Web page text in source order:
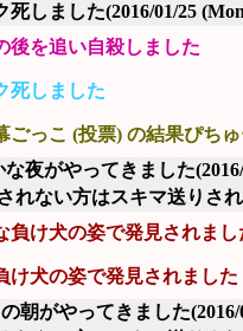
死しました(2016/01/25
後を追い自殺しました
死しました
ごっこ (投票) の結果ぴち
な夜がやってきました
れない方はスキマ送りさ
負け犬の姿で発見されまし
け犬の姿で発見されました
朝がやってきました